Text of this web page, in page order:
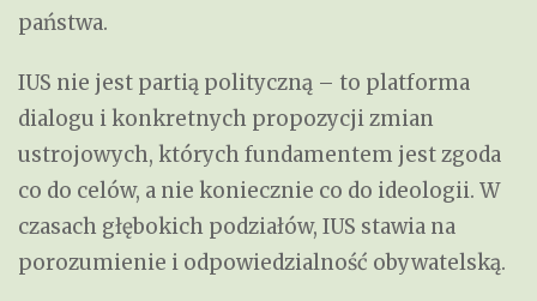
państwa.
IUS nie jest partią polityczną – to platforma
dialogu i konkretnych propozycji zmian
ustrojowych, których fundamentem jest zgoda
co do celów, a nie koniecznie co do ideologii. W
czasach głębokich podziałów, IUS stawia na
porozumienie i odpowiedzialność obywatelską.